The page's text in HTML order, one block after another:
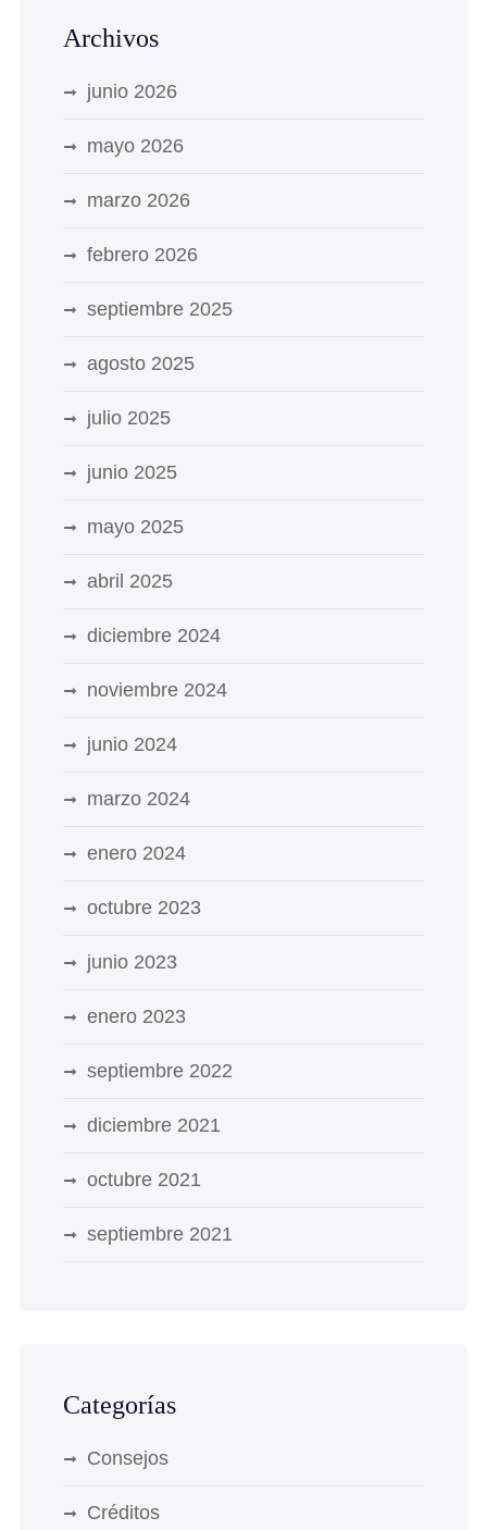
Archivos
junio 2026
mayo 2026
marzo 2026
febrero 2026
septiembre 2025
agosto 2025
julio 2025
junio 2025
mayo 2025
abril 2025
diciembre 2024
noviembre 2024
junio 2024
marzo 2024
enero 2024
octubre 2023
junio 2023
enero 2023
septiembre 2022
diciembre 2021
octubre 2021
septiembre 2021
Categorías
Consejos
Créditos